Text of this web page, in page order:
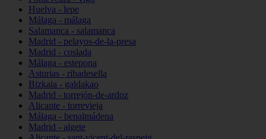
Huelva - lepe
Málaga - málaga
Salamanca - salamanca
Madrid - pelayos-de-la-presa
Madrid - coslada
Málaga - estepona
Asturias - ribadesella
Bizkaia - galdakao
Madrid - torrejón-de-ardoz
Alicante - torrevieja
Málaga - benalmádena
Madrid - algete